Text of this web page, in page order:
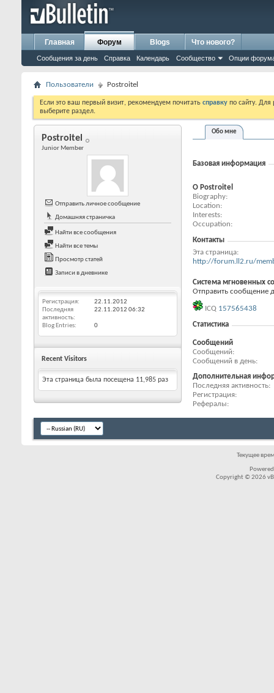
Главная Форум
Сообщения за день Справка Календарь Сообщество Опции
Blogs Что нового?
Пользователи Postroitel
Если это ваш первый визит, рекомендуем почитать справку по сайту.
выберите раздел.
Postroitel
Junior Member
Отправить личное сообщение
Домашняя страничка
Найти все сообщения
Найти все темы
Просмотр статей
Записи в дневнике
Регистрация
22.11.2012
Последняя
активность
22.11.2012 06:32
Blog Entries 0
Recent Visitors
Эта страница была посещена 11,985 раз
Обо мне
Базовая информация
О Postroitel
Biography
Location
Interests
Occupation
Контакты
Эта страница
http://forum.ll2.ru/
Система мгновенных
Отправить сообщение
ICQ 157565438
Статистика
Сообщений
Сообщений
Сообщений в день
Дополнительная
Последняя активность
Регистрация
Рефералы
Текущее
Copyright © 2026